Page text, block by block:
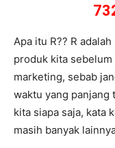
Apa itu R?? R
produk kita
marketing, sebab
waktu yang panjang
kita siapa saja, kata
masih banyak